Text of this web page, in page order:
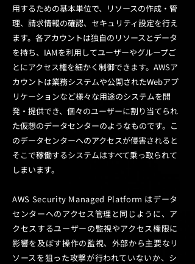
用するための基本単位で、リソースの作成・管
理、請求情報の確認、セキュリティ設定を行え
ます。各アカウントは独自のリソースとデータ
を持ち、IAMを利用してユーザーやグループご
とにアクセス権を細かく制御できます。AWSア
カウントは業務システムや公開されたWebアプ
リケーションなど様々な用途のシステムを開
発・提供でき、個々のユーザーに割り当てられ
た仮想のデータセンターのようなものです。こ
のデータセンターへのアクセスが侵害されると
そこで稼働するシステムはすべて乗っ取られて
しまいます。
AWS Security Managed Platform はデータ
センターへのアクセス管理と同じように、ア
クセスするユーザーの監視やアクセス権限に
影響を及ぼす操作の監視、外部から主要なリ
ソースを狙った攻撃が行われていないか、シ